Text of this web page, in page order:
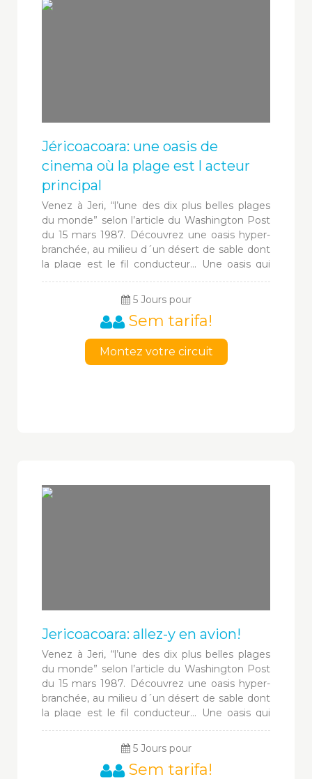
Jéricoacoara: une oasis de
cinema où la plage est l acteur
principal
Venez à Jeri, “l’une des dix plus belles plages
du monde” selon l’article du Washington Post
du 15 mars 1987. Découvrez une oasis hyper-
branchée, au milieu d´un désert de sable dont
la plage est le fil conducteur... Une oasis qui
électrise vos sens avec ses rues en sable où
vous avez rendez vous avec les alizés : wind
surf, kite surf, sand board, buggy, capoeira,
equitation sur la plage...
5 Jours pour
Sem tarifa!
Montez votre circuit
Jericoacoara: allez-y en avion!
Venez à Jeri, “l’une des dix plus belles plages
du monde” selon l’article du Washington Post
du 15 mars 1987. Découvrez une oasis hyper-
branchée, au milieu d´un désert de sable dont
la plage est le fil conducteur... Une oasis qui
électrise vos sens avec ses rues en sable où
vous avez rendez vous avec les alizés : wind
surf, kite surf, sand board, buggy, capoeira,
equitation sur la plage...
5 Jours pour
Sem tarifa!